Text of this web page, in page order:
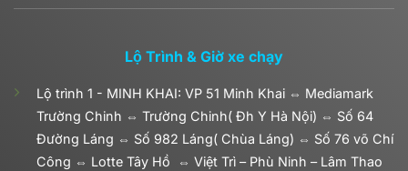
Lộ Trình & Giờ xe chạy
Lộ trình 1 - MINH KHAI: VP 51 Minh Khai ⇔ Mediamark
Trường Chinh ⇔ Trường Chinh( Đh Y Hà Nội) ⇔ Số 64
Đường Láng ⇔ Số 982 Láng( Chùa Láng) ⇔ Số 76 võ Chí
Công ⇔ Lotte Tây Hồ ⇔ Việt Trì – Phù Ninh – Lâm Thao